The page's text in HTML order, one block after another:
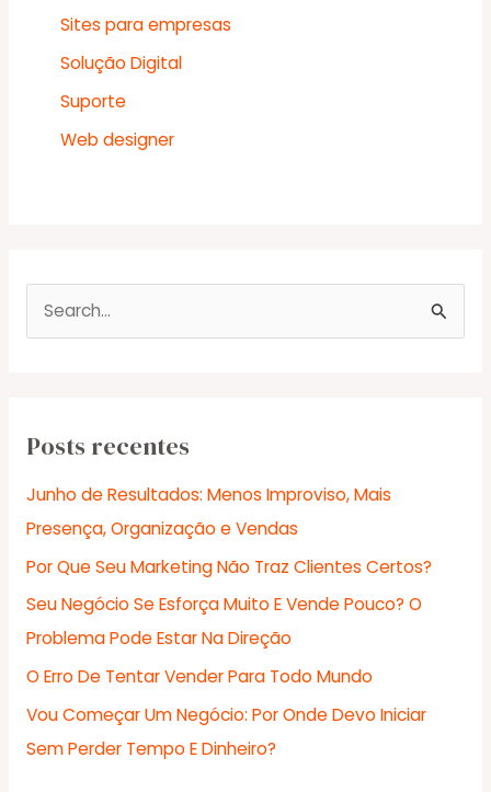
Sites para empresas
Solução Digital
Suporte
Web designer
e
u
s
a
r
p
o
r
:
Posts recentes
Junho de Resultados: Menos Improviso, Mais
Presença, Organização e Vendas
Por Que Seu Marketing Não Traz Clientes Certos?
Seu Negócio Se Esforça Muito E Vende Pouco? O
Problema Pode Estar Na Direção
O Erro De Tentar Vender Para Todo Mundo
Vou Começar Um Negócio: Por Onde Devo Iniciar
Sem Perder Tempo E Dinheiro?